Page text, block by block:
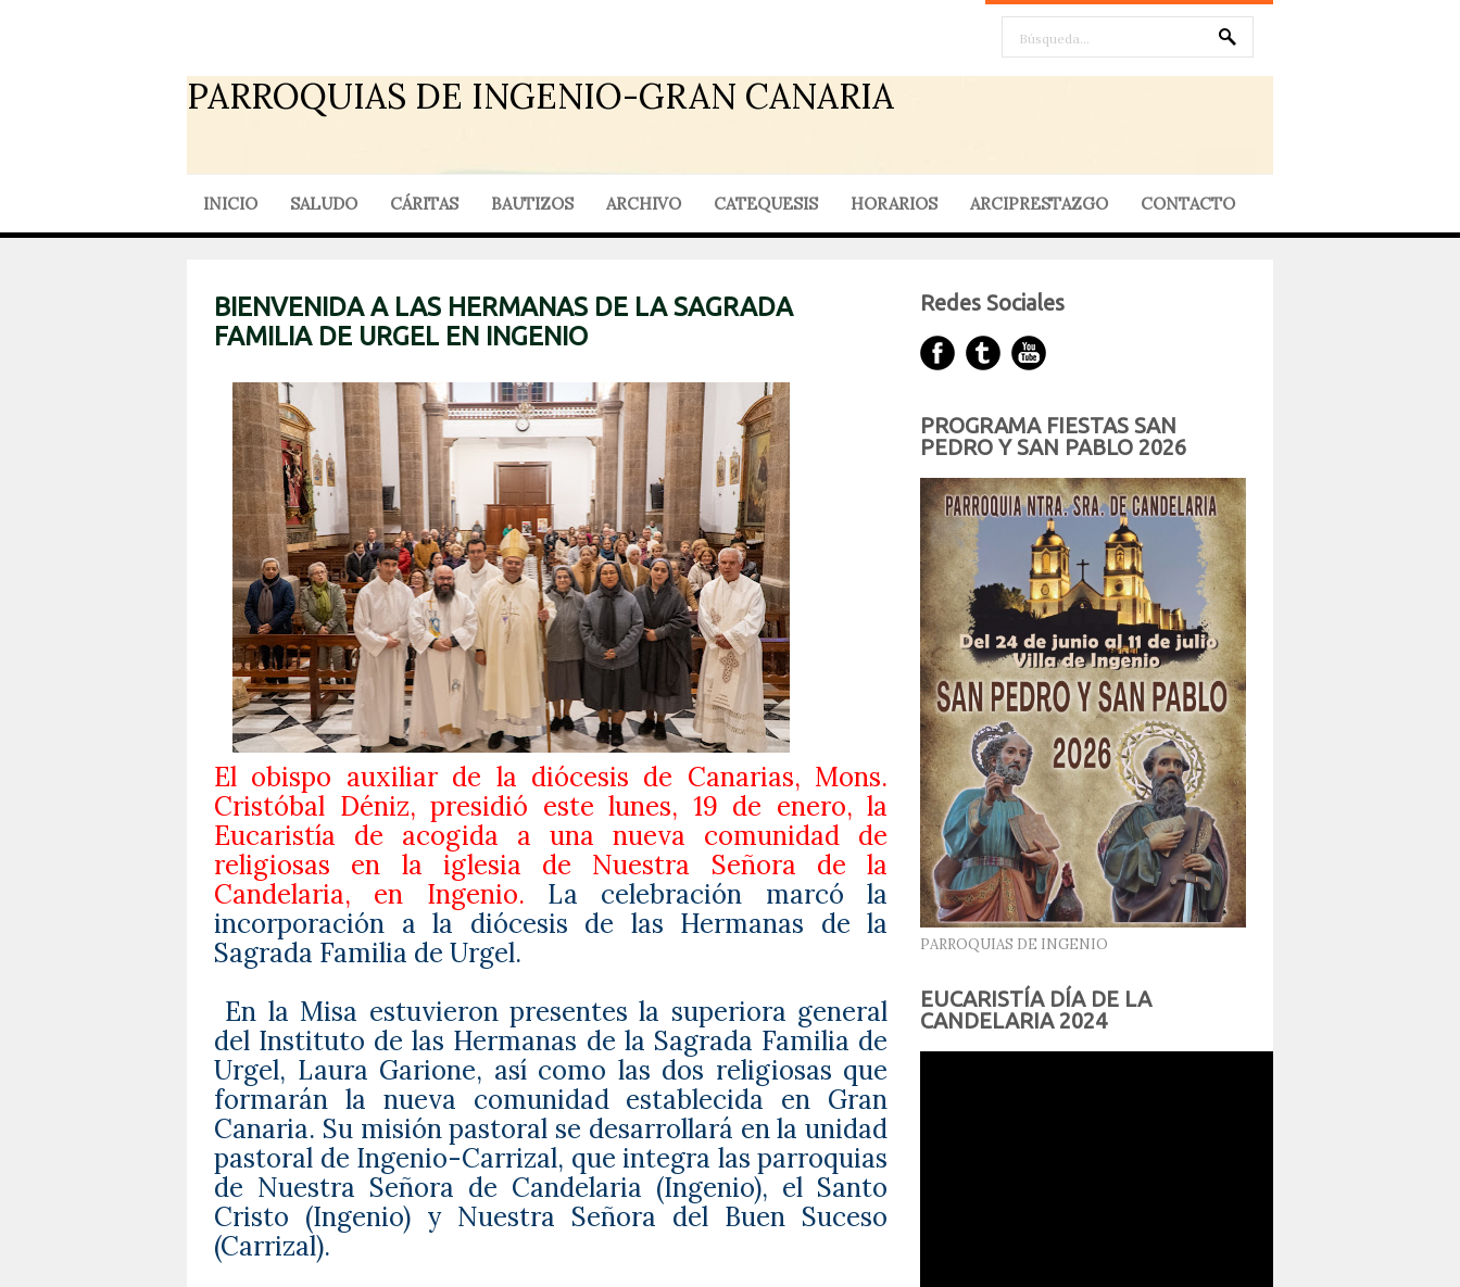
PARROQUIAS DE INGENIO-GRAN CANARIA
INICIO SALUDO CÁRITAS BAUTIZOS ARCHIVO CATEQUESIS HORARIOS ARCIPRESTAZGO CONTACTO
BIENVENIDA A LAS HERMANAS DE LA SAGRADA
FAMILIA DE URGEL EN INGENIO
El obispo auxiliar de la diócesis de Canarias, Mons.
Cristóbal Déniz, presidió este lunes, 19 de enero, la
Eucaristía de acogida a una nueva comunidad de
religiosas en la iglesia de Nuestra Señora de la
Candelaria, en Ingenio. La celebración marcó la
incorporación a la diócesis de las Hermanas de la
Sagrada Familia de Urgel.
En la Misa estuvieron presentes la superiora general
del Instituto de las Hermanas de la Sagrada Familia de
Urgel, Laura Garione, así como las dos religiosas que
formarán la nueva comunidad establecida en Gran
Canaria. Su misión pastoral se desarrollará en la unidad
pastoral de Ingenio-Carrizal, que integra las parroquias
de Nuestra Señora de Candelaria (Ingenio), el Santo
Cristo (Ingenio) y Nuestra Señora del Buen Suceso
(Carrizal).
Redes Sociales
PROGRAMA FIESTAS SAN
PEDRO Y SAN PABLO 2026
PARROQUIAS DE INGENIO
EUCARISTÍA DÍA DE LA
CANDELARIA 2024